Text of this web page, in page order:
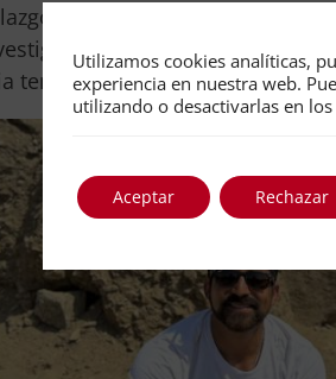
del equipo de
Integrativa
temprana de los espacios
Utilizamos cookies analíticas,
experiencia en nuestra web.
utilizando o desactivarlas en los
Aceptar Rechazar